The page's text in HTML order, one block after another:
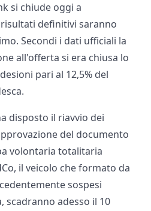
si chiude oggi a
definitivi saranno
Secondi i dati ufficiali la
all'offerta si era chiusa lo
pari al 12,5% del
disposto il riavvio dei
del documento
volontaria totalitaria
il veicolo che formato da
sospesi
scadranno adesso il 10